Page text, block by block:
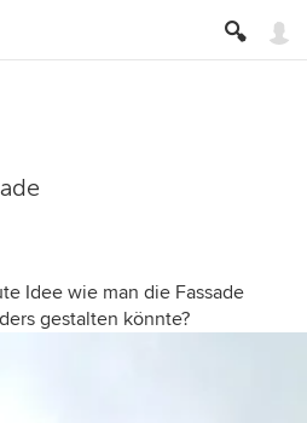
Idee wie man die Fassade
gestalten könnte?